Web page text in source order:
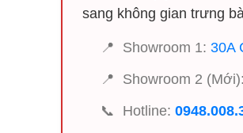
sang không gian trưng
📍 Showroom 1: 30A
📍
Showroom 2 (Mới):
📞
Hotline: